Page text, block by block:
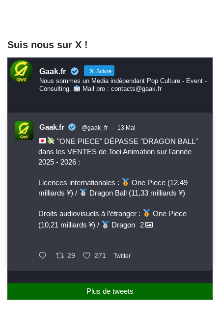
Suis nous sur X !
Gaak.fr Suivre
Nous sommes un Media indépendant Pop Culture - Event -
Consulting.
Mail pro : contacts@gaak.fr
Gaak.fr @gaak_fr · 13 Mai
"ONE PIECE" DÉPASSE "DRAGON BALL"
dans les VENTES de Toei Animation sur l'année
2025 - 2026 :
Licences internationales :
One Piece (12,49
milliards ¥) /
Dragon Ball (11,33 milliards ¥)
Droits audiovisuels à l’étranger :
One Piece
(10,21 milliards ¥) /
Dragon 2
29 271 Twitter
Plus de tweets